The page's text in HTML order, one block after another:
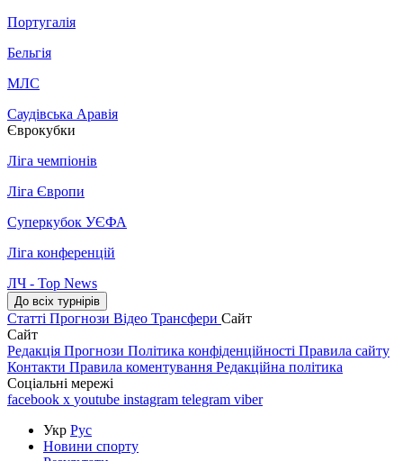
Португалія
Бельгія
МЛС
Саудівська Аравія
Єврокубки
Ліга чемпіонів
Ліга Європи
Суперкубок УЄФА
Ліга конференцій
ЛЧ - Top News
До всіх турнірів
Статті Прогнози Відео Трансфери Сайт
Сайт
Редакція Прогнози Політика конфіденційності Правила сайту
Контакти Правила коментування Редакційна політика
Соціальні мережі
facebook x youtube instagram telegram viber
Укр Рус
Новини спорту